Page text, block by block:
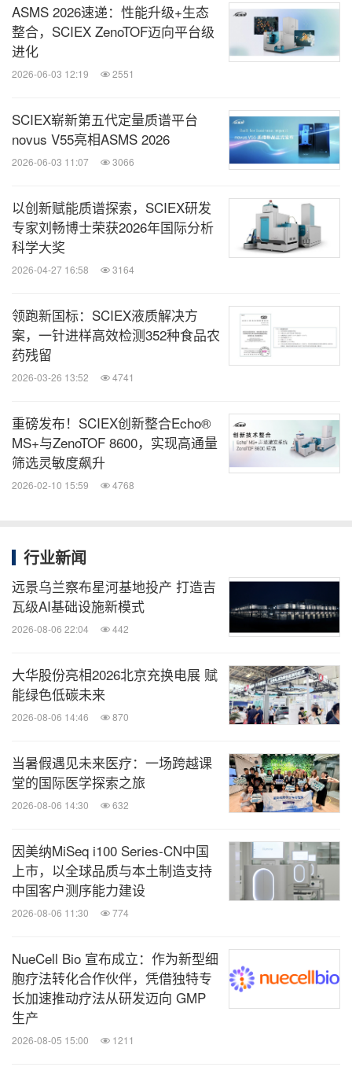
ASMS 2026速递：性能升级+生态
整合，SCIEX ZenoTOF迈向平台级
进化
2026-06-03 12:19 2551
SCIEX崭新第五代定量质谱平台
novus V55亮相ASMS 2026
2026-06-03 11:07 3066
以创新赋能质谱探索，SCIEX研发
专家刘畅博士荣获2026年国际分析
科学大奖
2026-04-27 16:58 3164
领跑新国标：SCIEX液质解决方
案，一针进样高效检测352种食品农
药残留
2026-03-26 13:52 4741
重磅发布！SCIEX创新整合Echo®
MS+与ZenoTOF 8600，实现高通量
筛选灵敏度飙升
2026-02-10 15:59 4768
行业新闻
远景乌兰察布星河基地投产 打造吉
瓦级AI基础设施新模式
2026-08-06 22:04 442
大华股份亮相2026北京充换电展 赋
能绿色低碳未来
2026-08-06 14:46 870
当暑假遇见未来医疗：一场跨越课
堂的国际医学探索之旅
2026-08-06 14:30 632
因美纳MiSeq i100 Series-CN中国
上市，以全球品质与本土制造支持
中国客户测序能力建设
2026-08-06 11:30 774
NueCell Bio 宣布成立：作为新型细
胞疗法转化合作伙伴，凭借独特专
长加速推动疗法从研发迈向 GMP
生产
2026-08-05 15:00 1211